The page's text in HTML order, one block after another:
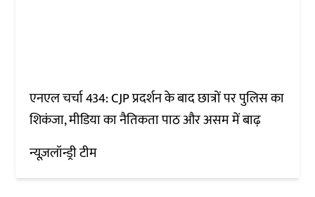
एनएल चर्चा 434: CJP प्रदर्शन के बाद छात्रों पर पुलिस का
शिकंजा, मीडिया का नैतिकता पाठ और असम में बाढ़
न्यूज़लॉन्ड्री टीम